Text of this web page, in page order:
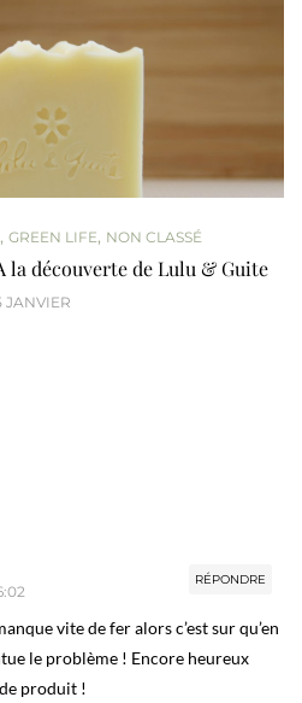
, GREEN LIFE, NON CLASSÉ
la découverte de Lulu & Guite
JANVIER
RÉPONDRE
vite de fer alors c’est sur qu’en
le problème ! Encore heureux
produit !